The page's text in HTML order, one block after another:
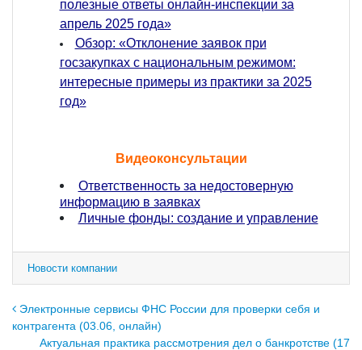
полезные ответы онлайн-инспекции за
апрель 2025 года»
Обзор: «Отклонение заявок при
госзакупках с национальным режимом:
интересные примеры из практики за 2025
год»
Видеоконсультации
Ответственность за недостоверную
информацию в заявках
Личные фонды: создание и управление
Новости компании
Навигация по записям
Электронные сервисы ФНС России для проверки себя и
контрагента (03.06, онлайн)
Актуальная практика рассмотрения дел о банкротстве (17